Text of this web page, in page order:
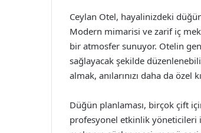
Ceylan Otel, hayalinizdeki
Modern mimarisi ve zarif iç
bir atmosfer sunuyor. Otelin
sağlayacak şekilde
almak, anılarınızı daha da özel
Düğün planlaması, birçok çift
profesyonel etkinlik yöneticileri